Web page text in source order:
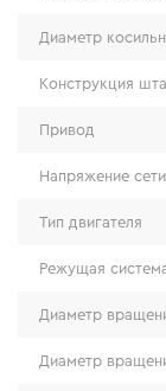
катушку с
поросли.
Диаметр
Конструкция
Привод
Напряжение сети
Тип двигателя
Режущая
Диаметр
Диаметр